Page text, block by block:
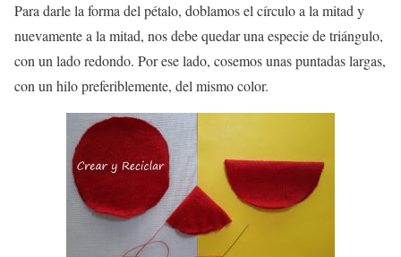
Para darle la forma del pétalo, doblamos el círculo a la mitad y
nuevamente a la mitad, nos debe quedar una especie de triángulo,
con un lado redondo. Por ese lado, cosemos unas puntadas largas,
con un hilo preferiblemente, del mismo color.